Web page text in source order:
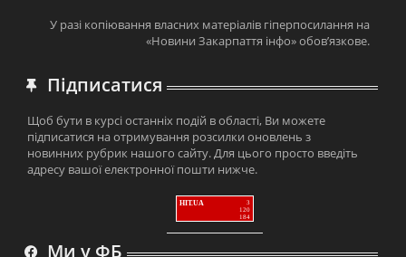
У разі копіювання власних матеріалів гіперпосилання на
«Новини Закарпаття інфо» обов’язкове.
Підписатися
Щоб бути в курсі останніх подій в області, Ви можете
підписатися на отримування розсилки оновлень з
новинних рубрик нашого сайту. Для цього просто введіть
адресу вашої електронної пошти нижче.
HIT.UA
3
120
184
Ми у ФБ